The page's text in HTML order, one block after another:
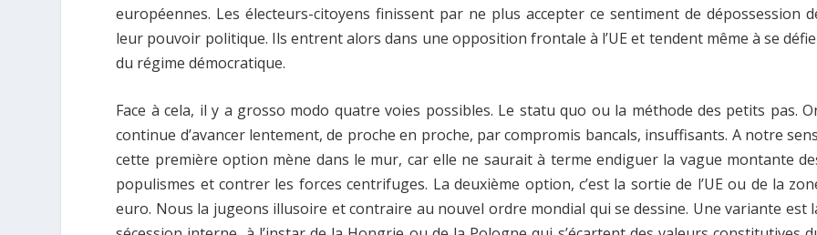
européennes. Les électeurs-citoyens finissent par ne plus accepter ce sentiment de dépossession
leur pouvoir politique. Ils entrent alors dans une opposition frontale à l’UE et tendent même à se
du régime démocratique.
Face à cela, il y a grosso modo quatre voies possibles. Le statu quo ou la méthode des petits pas.
continue d’avancer lentement, de proche en proche, par compromis bancals, insuffisants. A notre
cette première option mène dans le mur, car elle ne saurait à terme endiguer la vague montante
populismes et contrer les forces centrifuges. La deuxième option, c’est la sortie de l’UE ou de la
euro. Nous la jugeons illusoire et contraire au nouvel ordre mondial qui se dessine. Une variante est